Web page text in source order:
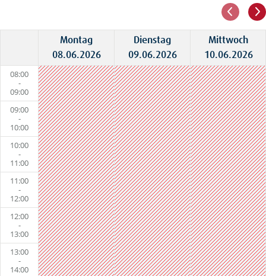
08:00
-
09:00
09:00
-
10:00
10:00
-
11:00
11:00
-
12:00
12:00
-
13:00
13:00
-
14:00
Montag
08.06.2026
Dienstag
09.06.2026
Mittwoch
10.06.2026